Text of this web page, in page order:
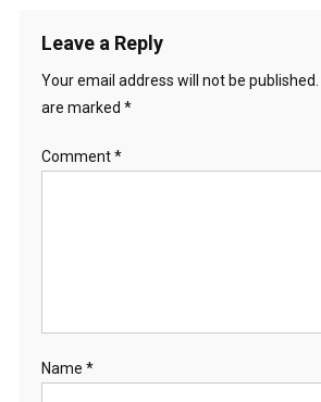
Leave a Reply
Your email address will not be published.
are marked *
Comment*
Name *